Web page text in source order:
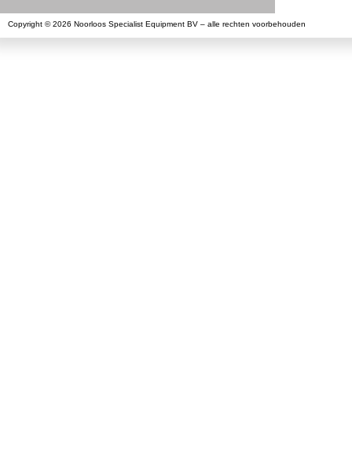
Copyright © 2026 Noorloos Specialist Equipment BV – alle rechten voorbehouden